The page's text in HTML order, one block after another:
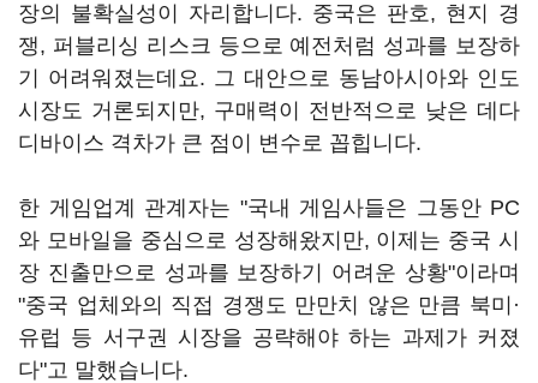
장의 불확실성이 자리합니다. 중국은 판호, 현지 경
쟁, 퍼블리싱 리스크 등으로 예전처럼 성과를 보장하
기 어려워졌는데요. 그 대안으로 동남아시아와 인도
시장도 거론되지만, 구매력이 전반적으로 낮은 데다
디바이스 격차가 큰 점이 변수로 꼽힙니다.
한 게임업계 관계자는 "국내 게임사들은 그동안 PC
와 모바일을 중심으로 성장해왔지만, 이제는 중국 시
장 진출만으로 성과를 보장하기 어려운 상황"이라며
"중국 업체와의 직접 경쟁도 만만치 않은 만큼 북미·
유럽 등 서구권 시장을 공략해야 하는 과제가 커졌
다"고 말했습니다.